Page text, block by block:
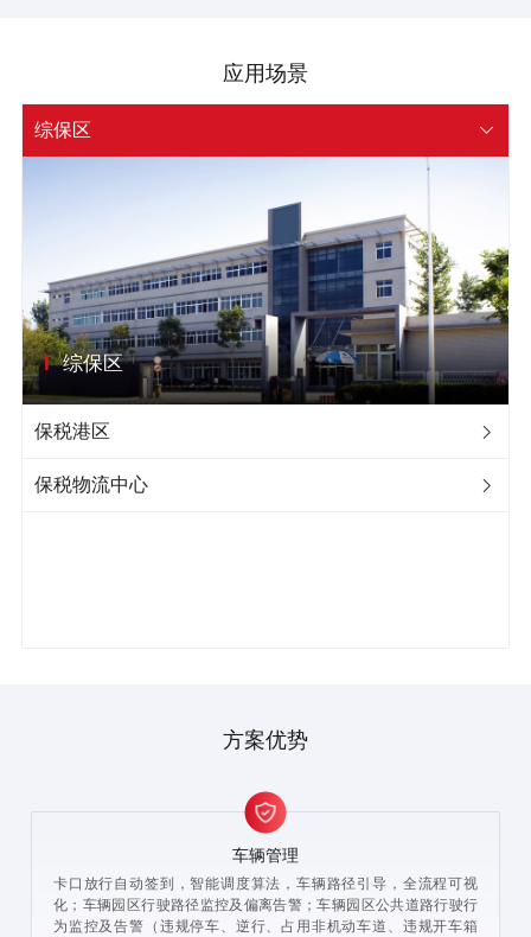
应用场景
综保区 
综保区
保税港区 
保税物流中心 
方案优势
车辆管理
卡口放行自动签到，智能调度算法，车辆路径引导，全流程可视
化；车辆园区行驶路径监控及偏离告警；车辆园区公共道路行驶行
为监控及告警（违规停车、逆行、占用非机动车道、违规开车箱